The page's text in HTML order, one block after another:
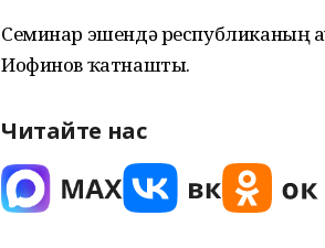
Семинар эшендә
Иофинов ҡатнашты.
Читайте нас